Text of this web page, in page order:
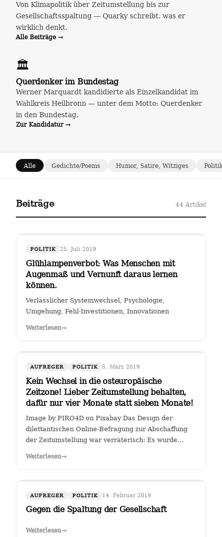
Von Klimapolitik über Zeitumstellung bis zur
Gesellschaftsspaltung — Quarky schreibt, was er
wirklich denkt.
Alle Beiträge →
🏛️
Querdenker im Bundestag
Werner Marquardt kandidierte als Einzelkandidat im
Wahlkreis Heilbronn — unter dem Motto: Querdenker
in den Bundestag.
Zur Kandidatur →
Alle Gedichte/Poems Humor, Satire, Witziges
Beiträge 44 Artikel
POLITIK 25. Juli 2019
Glühlampenverbot: Was Menschen mit
Augenmaß und Vernunft daraus lernen
können.
Verlässlicher Systemwechsel, Psychologie,
Umgehung, Fehl-Investitionen, Innovationen
Weiterlesen→
AUFREGER POLITIK 5. März 2019
Kein Wechsel in die osteuropäische
Zeitzone! Lieber Zeitumstellung behalten,
dafür nur vier Monate statt sieben Monate!
Image by PIRO4D on Pixabay Das Design der
dilettantischen Online-Befragung zur Abschaffung
der Zeitumstellung war verräterisch: Es wurde
Weiterlesen→
AUFREGER POLITIK 14. Februar 2019
Gegen die Spaltung der Gesellschaft
Weiterlesen→